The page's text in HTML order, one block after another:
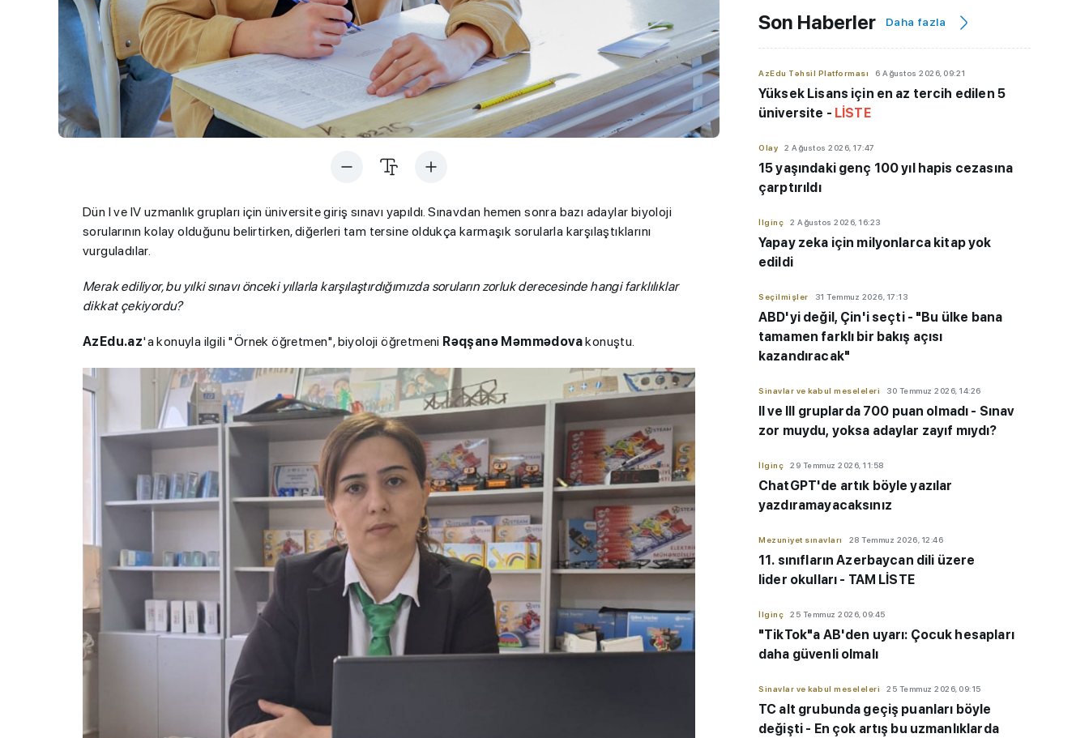
Dün I ve IV uzmanlık grupları için üniversite giriş sınavı yapıldı. Sınavdan hemen sonra bazı adaylar biyoloji
sorularının kolay olduğunu belirtirken, diğerleri tam tersine oldukça karmaşık sorularla karşılaştıklarını
vurguladılar.
Merak ediliyor, bu yılki sınavı önceki yıllarla karşılaştırdığımızda soruların zorluk derecesinde hangi farklılıklar
dikkat çekiyordu?
AzEdu.az'a konuyla ilgili "Örnek öğretmen", biyoloji öğretmeni Rəqşanə Məmmədovakonuştu.
Son Haberler Daha fazla
AzEdu Təhsil Platforması 6 Ağustos 2026, 09:21
Yüksek Lisans için en az tercih edilen 5
üniversite - LİSTE
Olay 2 Ağustos 2026, 17:47
15 yaşındaki genç 100 yıl hapis cezasına
çarptırıldı
İlginç 2 Ağustos 2026, 16:23
Yapay zeka için milyonlarca kitap yok
edildi
Seçilmişler 31 Temmuz 2026, 17:13
ABD'yi değil, Çin'i seçti - "Bu ülke bana
tamamen farklı bir bakış açısı
kazandıracak"
Sinavlar ve kabul meseleleri 30 Temmuz 2026, 14:26
II ve III gruplarda 700 puan olmadı - Sınav
zor muydu, yoksa adaylar zayıf mıydı?
İlginç 29 Temmuz 2026, 11:58
ChatGPT'de artık böyle yazılar
yazdıramayacaksınız
Mezuniyet sınavları 28 Temmuz 2026, 12:46
11. sınıfların Azerbaycan dili üzere
lider okulları - TAM LİSTE
İlginç 25 Temmuz 2026, 09:45
"TikTok"a AB'den uyarı: Çocuk hesapları
daha güvenli olmalı
Sinavlar ve kabul meseleleri 25 Temmuz 2026, 09:15
TC alt grubunda geçiş puanları böyle
değişti - En çok artış bu uzmanlıklarda